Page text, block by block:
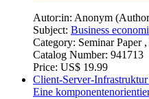
Autor:in: Anonym
Subject: Business
Category: Seminar Paper
Catalog Number: 941713
Price: US$ 19.99
Client-Server-
Eine